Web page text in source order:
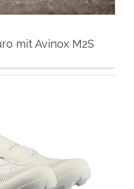
mit Avinox M2S